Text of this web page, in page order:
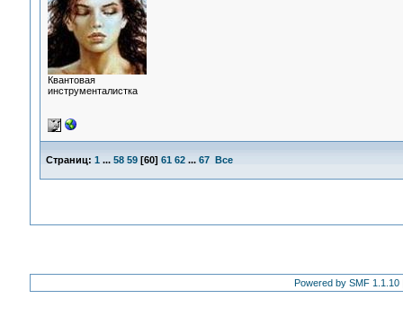
Квантовая
инструменталистка
Страниц: 1 ... 58 59[60] 61 62 ... 67 Все
Powered by SMF 1.1.10